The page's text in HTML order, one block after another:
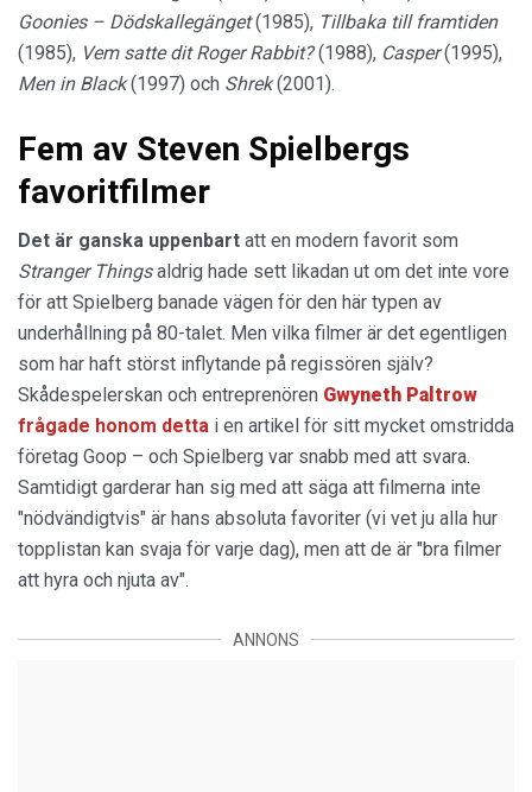
Goonies – Dödskallegänget(1985), Tillbaka till framtiden
(1985), Vem satte dit Roger Rabbit?(1988), Casper(1995),
Men in Black(1997) och Shrek(2001).
Fem av Steven Spielbergs
favoritfilmer
Det är ganska uppenbart att en modern favorit som
Stranger Thingsaldrig hade sett likadan ut om det inte vore
för att Spielberg banade vägen för den här typen av
underhållning på 80-talet. Men vilka filmer är det egentligen
som har haft störst inflytande på regissören själv?
Skådespelerskan och entreprenören Gwyneth Paltrow
frågade honom detta i en artikel för sitt mycket omstridda
företag Goop – och Spielberg var snabb med att svara.
Samtidigt garderar han sig med att säga att filmerna inte
"nödvändigtvis" är hans absoluta favoriter (vi vet ju alla hur
topplistan kan svaja för varje dag), men att de är "bra filmer
att hyra och njuta av".
ANNONS